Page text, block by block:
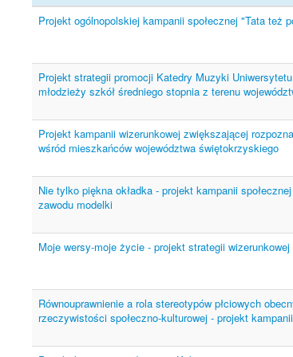
Projekt ogólnopolskiej kampanii społecznej "Tata też
Projekt strategii promocji Katedry Muzyki
młodzieży szkół średniego stopnia z terenu
Projekt kampanii wizerunkowej zwiększającej
wśród mieszkańców województwa świętokrzyskiego
Nie tylko piękna okładka - projekt kampanii
zawodu modelki
Moje wersy-moje życie - projekt strategii
Równouprawnienie a rola stereotypów płciowych
rzeczywistości społeczno-kulturowej - projekt